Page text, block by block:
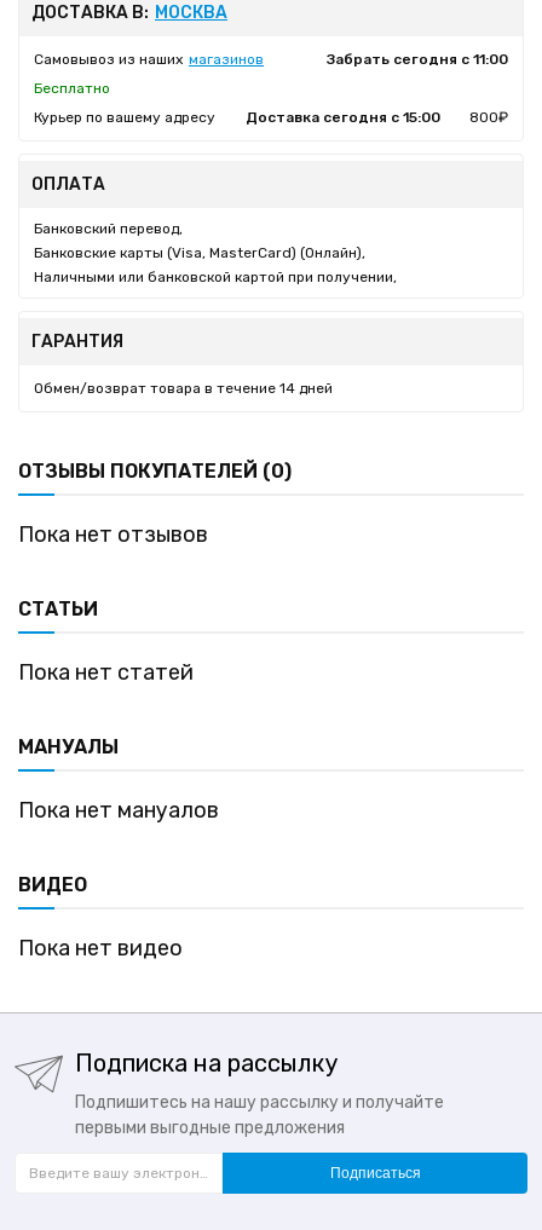
ДОСТАВКА В: МОСКВА
Самовывоз из наших магазинов
Забрать сегодня с 11:00
Бесплатно
Курьер по вашему адресу
Доставка сегодня с 15:00 800₽
ОПЛАТА
Банковский перевод,
Банковские карты (Visa, MasterCard) (Онлайн),
Наличными или банковской картой при получении,
ГАРАНТИЯ
Обмен/возврат товара в течение 14 дней
ОТЗЫВЫ ПОКУПАТЕЛЕЙ (0)
Пока нет отзывов
СТАТЬИ
Пока нет статей
МАНУАЛЫ
Пока нет мануалов
ВИДЕО
Пока нет видео
Подписка на рассылку
Подпишитесь на нашу рассылку и получайте
первыми выгодные предложения
Подписаться